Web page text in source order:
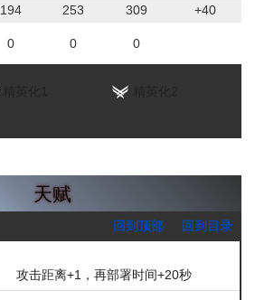
194 253 309
+40
0 0 0
天赋
回到顶部
回到目录
攻击距离+1，再部署时间+20秒